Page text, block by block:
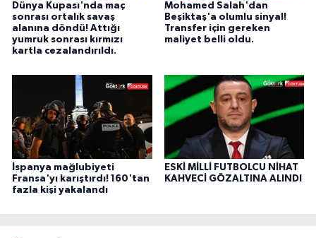
Dünya Kupası'nda maç
sonrası ortalık savaş
alanına döndü! Attığı
yumruk sonrası kırmızı
kartla cezalandırıldı.
Mohamed Salah'dan
Beşiktaş'a olumlu sinyal!
Transfer için gereken
maliyet belli oldu.
İspanya mağlubiyeti
Fransa'yı karıştırdı! 160'tan
fazla kişi yakalandı
ESKİ MİLLİ FUTBOLCU NİHAT
KAHVECİ GÖZALTINA ALINDI